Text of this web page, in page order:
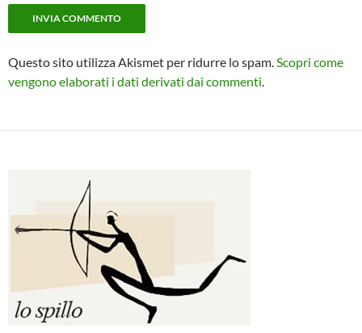
Questo sito utilizza Akismet per ridurre lo spam.Scopri come
vengono elaborati i dati derivati dai commenti.